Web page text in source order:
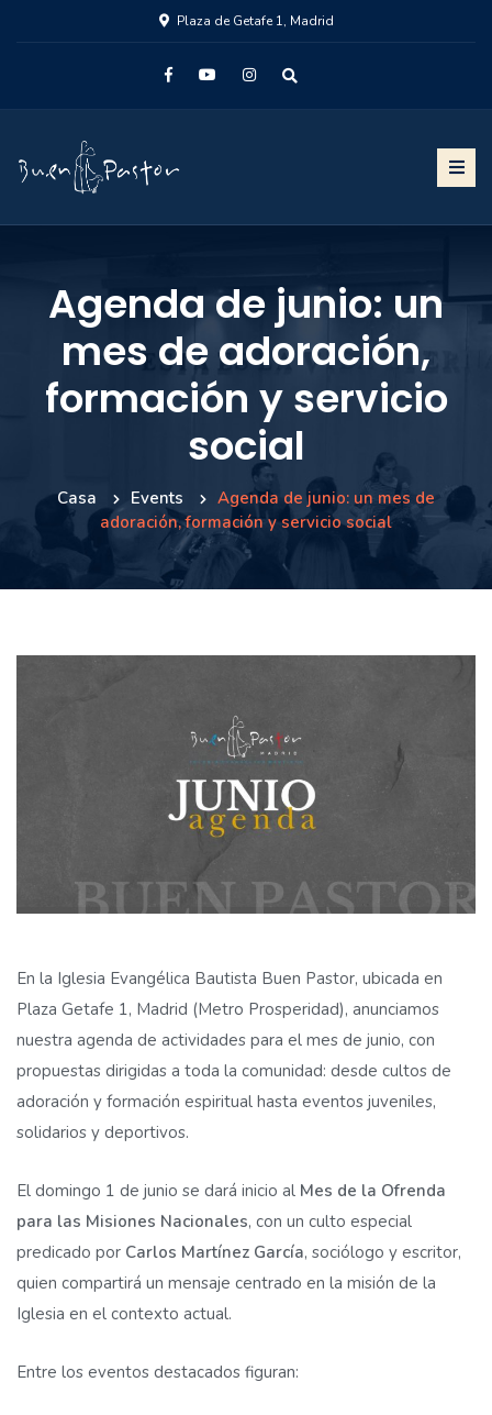
Plaza de Getafe 1, Madrid
Agenda de junio: un
mes de adoración,
formación y servicio
social
Casa Events
Agenda de junio: un mes de
adoración, formación y servicio social
En la Iglesia Evangélica Bautista Buen Pastor, ubicada en
Plaza Getafe 1, Madrid (Metro Prosperidad), anunciamos
nuestra agenda de actividades para el mes de junio, con
propuestas dirigidas a toda la comunidad: desde cultos de
adoración y formación espiritual hasta eventos juveniles,
solidarios y deportivos.
El domingo 1 de junio se dará inicio al Mes de la Ofrenda
para las Misiones Nacionales, con un culto especial
predicado por Carlos Martínez García, sociólogo y escritor,
quien compartirá un mensaje centrado en la misión de la
Iglesia en el contexto actual.
Entre los eventos destacados figuran: